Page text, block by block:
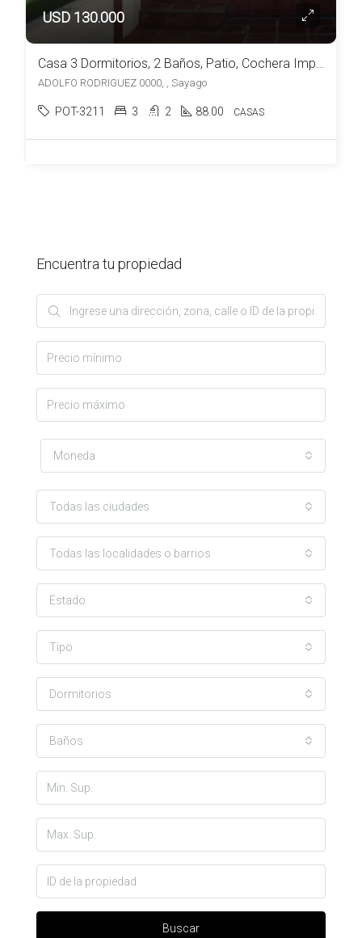
USD 130.000
Casa 3 Dormitorios, 2 Baños, Patio, Cochera Impecable Estado
ADOLFO RODRIGUEZ 0000, , Sayago
POT-3211 3 2 88.00 CASAS
Encuentra tu propiedad
Moneda
Todas las ciudades
Todas las localidades o barrios
Estado
Tipo
Dormitorios
Baños
Buscar